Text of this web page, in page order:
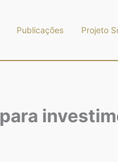
Publicações Projeto